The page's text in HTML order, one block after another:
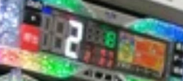
盛り上げた南まりか、凛、安田大サーカス（左か
ＣＲ戦国無双」の新機能やスペックを説明。多彩
ベり具合に周りを伺う団長。さらに「笑いをお